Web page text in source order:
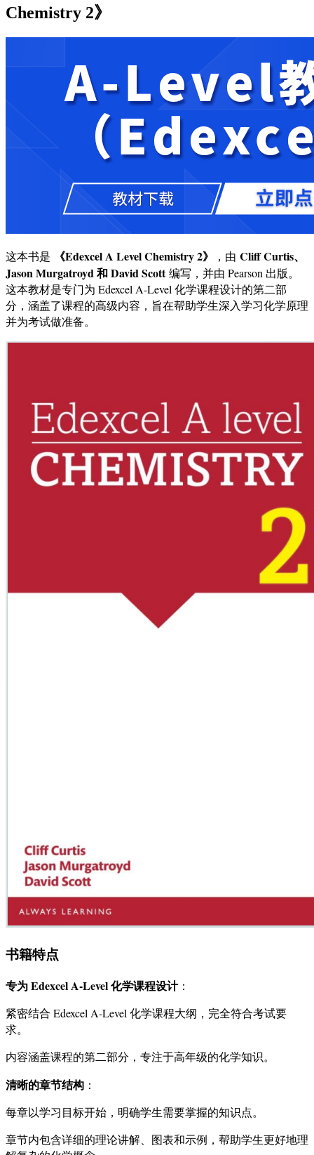
Chemistry 2》
这本书是 《Edexcel A Level Chemistry 2》 ，由 Cliff Curtis、
Jason Murgatroyd 和 David Scott编写，并由 Pearson 出版。
这本教材是专门为 Edexcel A-Level 化学课程设计的第二部
分，涵盖了课程的高级内容，旨在帮助学生深入学习化学原理
并为考试做准备。
书籍特点
专为 Edexcel A-Level 化学课程设计：
紧密结合 Edexcel A-Level 化学课程大纲，完全符合考试要
求。
内容涵盖课程的第二部分，专注于高年级的化学知识。
清晰的章节结构 ：
每章以学习目标开始，明确学生需要掌握的知识点。
章节内包含详细的理论讲解、图表和示例，帮助学生更好地理